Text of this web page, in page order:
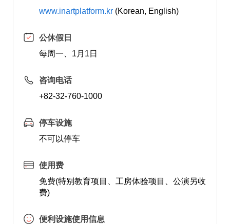
www.inartplatform.kr(Korean, English)
公休假日
每周一、1月1日
咨询电话
+82-32-760-1000
停车设施
不可以停车
使用费
免费(特别教育项目、工房体验项目、公演另收
费)
便利设施使用信息